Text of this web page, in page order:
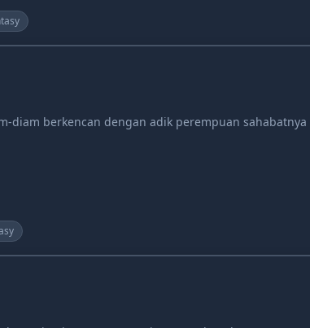
diam berkencan dengan adik perempuan